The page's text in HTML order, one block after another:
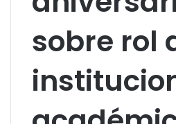
sobre rol